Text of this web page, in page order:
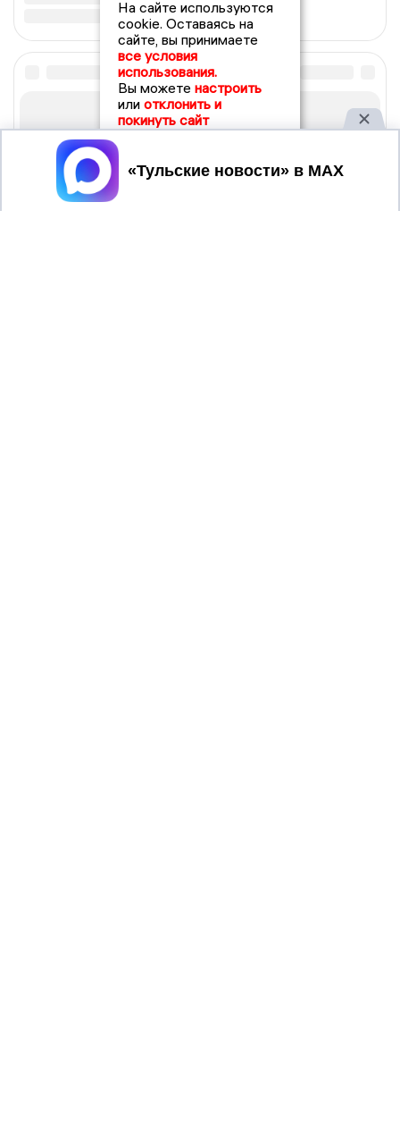
На сайте используются
cookie. Оставаясь на
сайте, вы принимаете
все условия
использования.
Вы можете настроить
или отклонить и
покинуть сайт
Принять